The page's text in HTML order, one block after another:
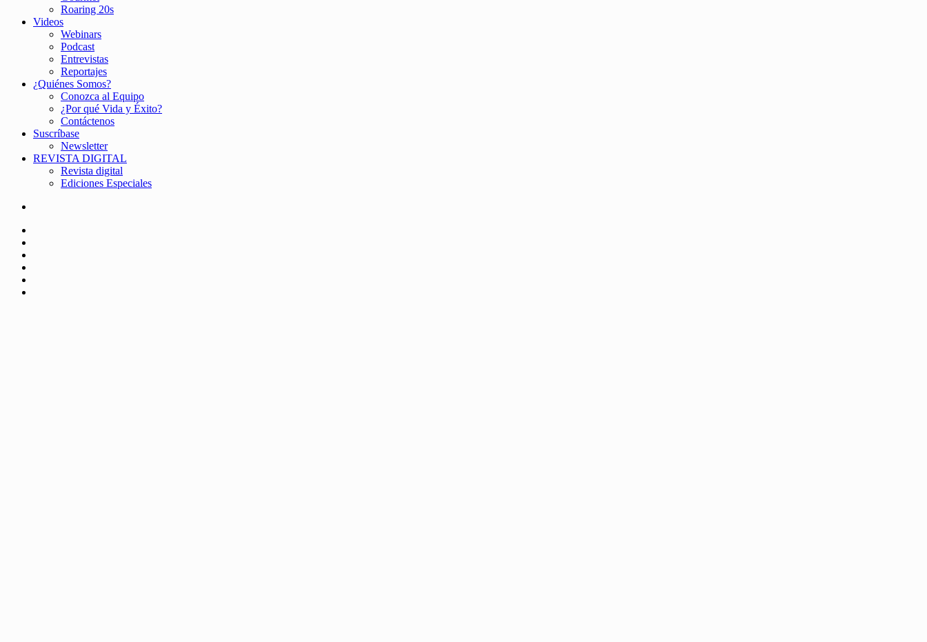
Roaring 20s
Videos
Webinars
Podcast
Entrevistas
Reportajes
¿Quiénes Somos?
Conozca al Equipo
¿Por qué Vida y Éxito?
Contáctenos
Suscríbase
Newsletter
REVISTA DIGITAL
Revista digital
Ediciones Especiales